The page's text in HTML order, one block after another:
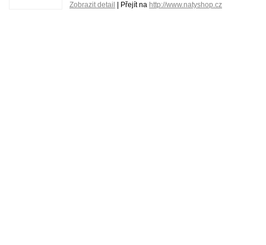
Zobrazit detail
| Přejít na http://www.natyshop.cz